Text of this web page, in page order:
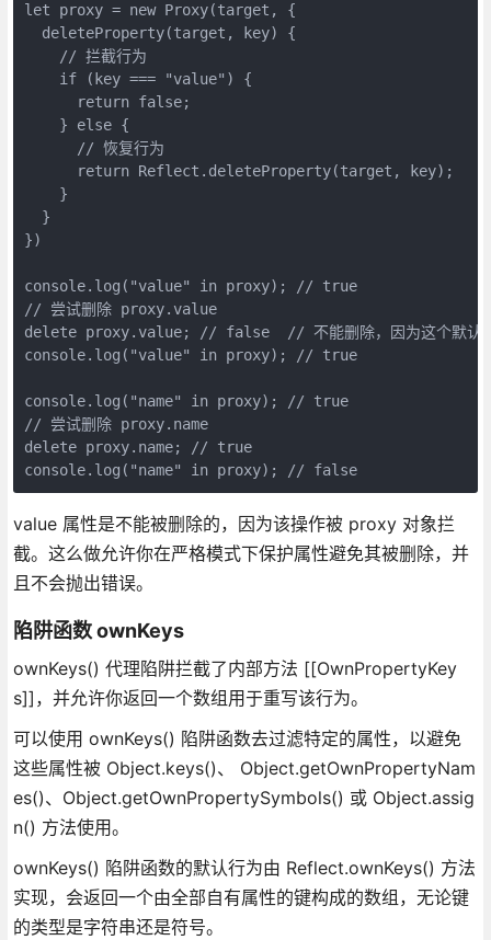
let proxy = new Proxy(target, {
  deleteProperty(target, key) {
    // 拦截行为
    if (key === "value") {
      return false;
    } else {
      // 恢复行为
      return Reflect.deleteProperty(target, key);
    }
  }
})
console.log("value" in proxy); // true
// 尝试删除 proxy.value
delete proxy.value; // false  // 不能删除，因为这个默认行
console.log("value" in proxy); // true
console.log("name" in proxy); // true
// 尝试删除 proxy.name
delete proxy.name; // true
console.log("name" in proxy); // false
value 属性是不能被删除的，因为该操作被 proxy 对象拦
截。这么做允许你在严格模式下保护属性避免其被删除，并
且不会抛出错误。
陷阱函数 ownKeys
ownKeys() 代理陷阱拦截了内部方法 [[OwnPropertyKey
s]]，并允许你返回一个数组用于重写该行为。
可以使用 ownKeys() 陷阱函数去过滤特定的属性，以避免
这些属性被 Object.keys()、 Object.getOwnPropertyNam
es()、Object.getOwnPropertySymbols() 或 Object.assig
n() 方法使用。
ownKeys() 陷阱函数的默认行为由 Reflect.ownKeys() 方法
实现，会返回一个由全部自有属性的键构成的数组，无论键
的类型是字符串还是符号。